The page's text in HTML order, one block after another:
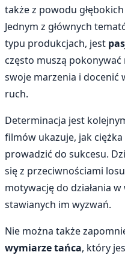
także z powodu
Jednym z głównych
typu produkcjach, jest
często muszą pokonywać
swoje marzenia i docenić
ruch.
Determinacja jest
filmów ukazuje, jak
prowadzić do sukcesu.
się z przeciwnościami
motywację do działania
stawianych im wyzwań.
Nie można także
wymiarze tańca, który